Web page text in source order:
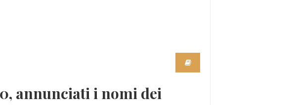
annunciati i nomi dei